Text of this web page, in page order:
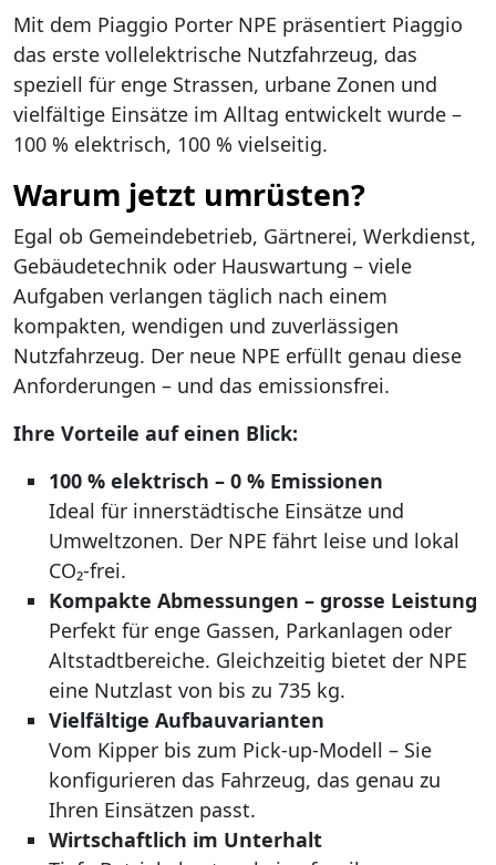
Mit dem Piaggio Porter NPE präsentiert Piaggio
das erste vollelektrische Nutzfahrzeug, das
speziell für enge Strassen, urbane Zonen und
vielfältige Einsätze im Alltag entwickelt wurde –
100 % elektrisch, 100 % vielseitig.
Warum jetzt umrüsten?
Egal ob Gemeindebetrieb, Gärtnerei, Werkdienst,
Gebäudetechnik oder Hauswartung – viele
Aufgaben verlangen täglich nach einem
kompakten, wendigen und zuverlässigen
Nutzfahrzeug. Der neue NPE erfüllt genau diese
Anforderungen – und das emissionsfrei.
Ihre Vorteile auf einen Blick:
100 % elektrisch – 0 % Emissionen
Ideal für innerstädtische Einsätze und
Umweltzonen. Der NPE fährt leise und lokal
CO₂-frei.
Kompakte Abmessungen – grosse Leistung
Perfekt für enge Gassen, Parkanlagen oder
Altstadtbereiche. Gleichzeitig bietet der NPE
eine Nutzlast von bis zu 735 kg.
Vielfältige Aufbauvarianten
Vom Kipper bis zum Pick-up-Modell – Sie
konfigurieren das Fahrzeug, das genau zu
Ihren Einsätzen passt.
Wirtschaftlich im Unterhalt